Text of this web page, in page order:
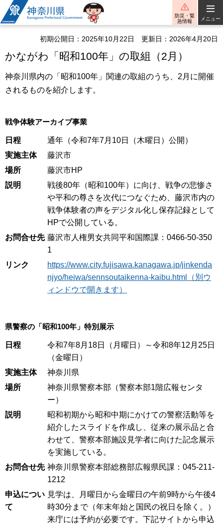
神奈川県
防災・緊
急情報
メニュー
初期公開日：2025年10月22日 更新日：2026年4月20日
かながわ「昭和100年」の取組（2月）
神奈川県内の「昭和100年」関連の取組のうち、2月に開催
されるものを紹介します。
戦争体験アーカイブ事業
日程
通年（令和7年7月10日（木曜日）公開）
実施主体
藤沢市
場所
藤沢市HP
説明
戦後80年（昭和100年）に向け、戦争の悲惨さ
や平和の尊さを次代につなぐため、藤沢市内の
戦争体験者の声をデジタル化し保存記録として
HPで公開している。
お問合せ先 藤沢市人権男女共同平和国際課：0466-50-350
1
リンク
https://www.city.fujisawa.kanagawa.jp/jinkenda
njyo/heiwa/sennsoutaikenna-kaibu.html（別ウ
ィンドウで開きます）
県警察の「昭和100年」特別展示
日程
令和7年8月18日（月曜日）～令和8年12月25日
（金曜日）
実施主体
神奈川県
場所
神奈川県警察本部（警察本部1階広報センタ
ー）
説明
昭和初期から昭和中期にかけての警察活動等を
紹介したスライドを作成し、従来の展示品と合
わせて、警察本部施設見学者に向けた記念展示
を実施している。
お問合せ先 神奈川県警察本部総務部広報県民課：045-211-
1212
申込につい
て
見学は、月曜日から金曜日の午前9時から午後4
時30分まで（年末年始と国民の祝日を除く。）
来庁には予約が必要です。下記サイトから申込